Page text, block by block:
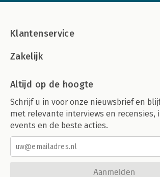
Klantenservice
Zakelijk
Altijd op de hoogte
Schrijf u in voor onze nieuwsbrief en
met relevante interviews en recensies,
events en de beste acties.
Aanmelden